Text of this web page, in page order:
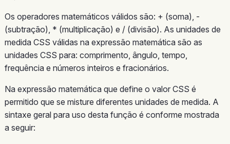
Os operadores matemáticos válidos são: + (soma), -
(subtração), * (multiplicação) e / (divisão). As unidades de
medida CSS válidas na expressão matemática são as
unidades CSS para: comprimento, ângulo, tempo,
frequência e números inteiros e fracionários.
Na expressão matemática que define o valor CSS é
permitido que se misture diferentes unidades de medida. A
sintaxe geral para uso desta função é conforme mostrada
a seguir: